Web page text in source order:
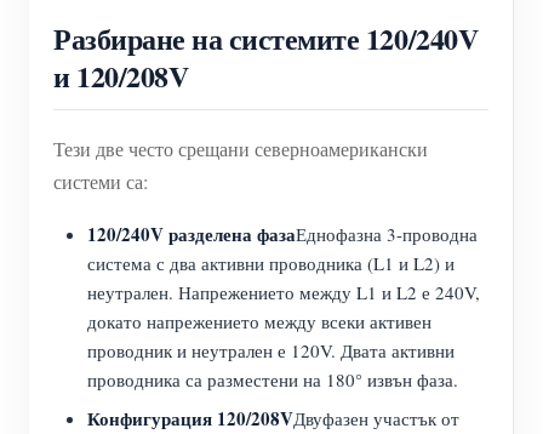
Разбиране на системите 120/240V
и 120/208V
Тези две често срещани северноамерикански
системи са:
120/240V разделена фазаЕднофазна 3-проводна
система с два активни проводника (L1 и L2) и
неутрален. Напрежението между L1 и L2 е 240V,
докато напрежението между всеки активен
проводник и неутрален е 120V. Двата активни
проводника са разместени на 180° извън фаза.
Конфигурация 120/208VДвуфазен участък от